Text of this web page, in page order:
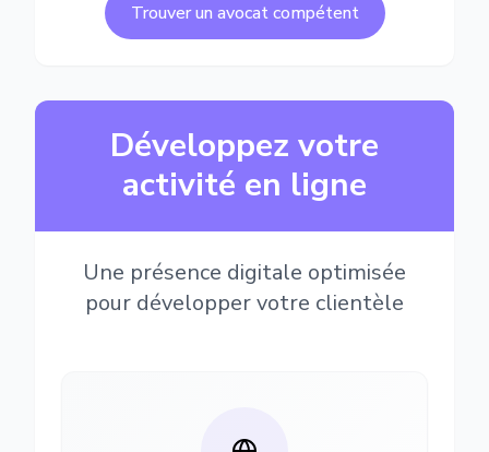
Trouver un avocat compétent
Développez votre
activité en ligne
Une présence digitale optimisée
pour développer votre clientèle